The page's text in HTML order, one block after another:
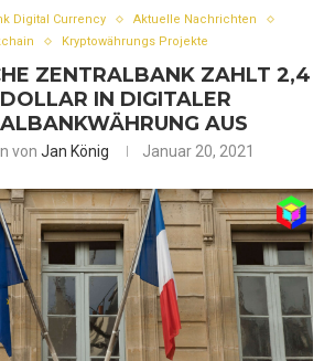
Digital Currency
Aktuelle Nachrichten
Kryptowährungs Projekte
ZENTRALBANK ZAHLT 2,4
IN DIGITALER
AUS
von Jan König Januar 20, 2021